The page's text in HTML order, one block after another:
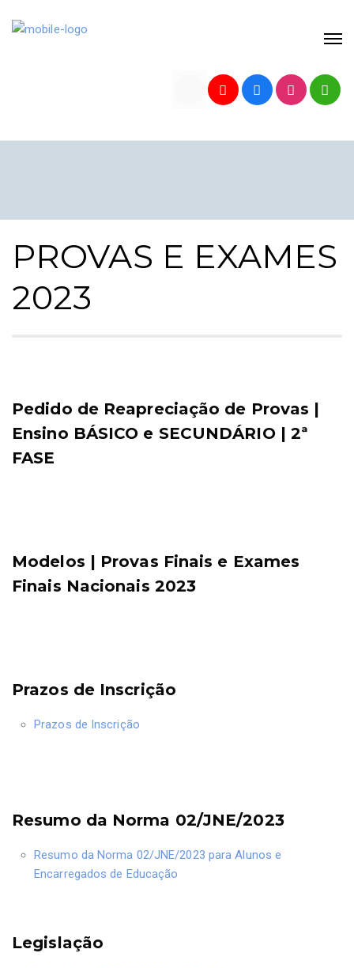
PROVAS E EXAMES
2023
Pedido de Reapreciação de Provas |
Ensino BÁSICO e SECUNDÁRIO | 2ª
FASE
Modelos | Provas Finais e Exames
Finais Nacionais 2023
Prazos de Inscrição
Prazos de Inscrição
Resumo da Norma 02/JNE/2023
Resumo da Norma 02/JNE/2023 para Alunos e
Encarregados de Educação
Legislação